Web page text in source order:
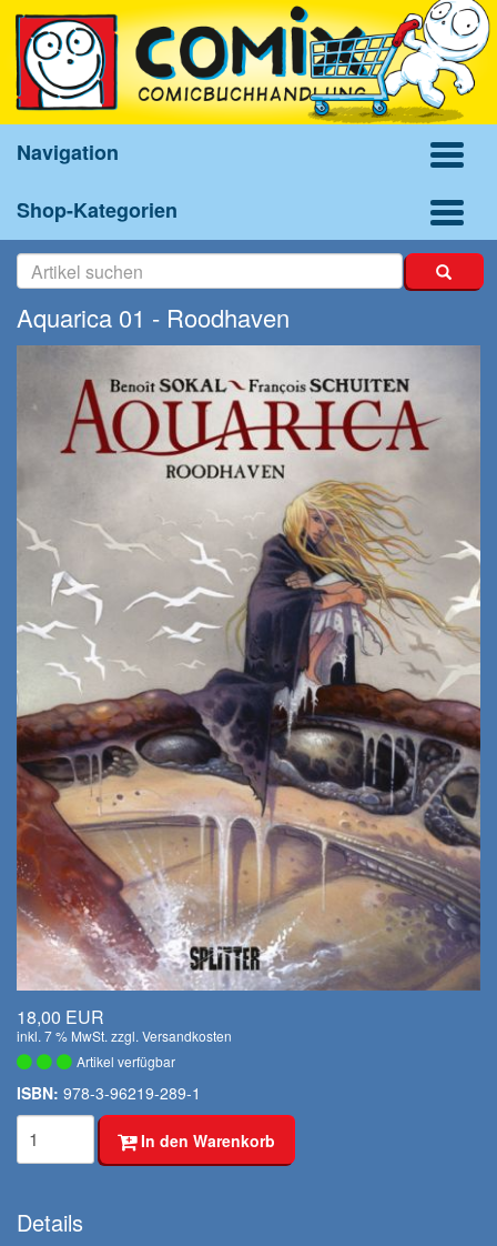
Navigation
Shop-Kategorien
Aquarica 01 - Roodhaven
18,00 EUR
inkl. 7 % MwSt. zzgl. Versandkosten
Artikel verfügbar
ISBN: 978-3-96219-289-1
In den Warenkorb
Details